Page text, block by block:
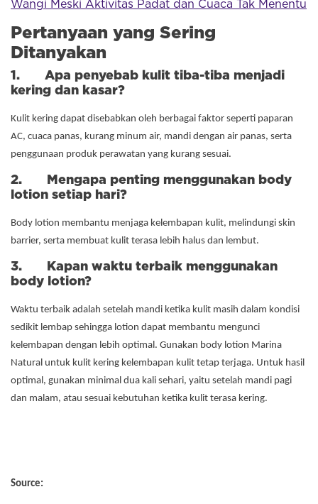
Wangi Meski Aktivitas Padat dan Cuaca Tak Menentu
Pertanyaan yang Sering
Ditanyakan
1. Apa penyebab kulit tiba-tiba menjadi
kering dan kasar?
Kulit kering dapat disebabkan oleh berbagai faktor seperti paparan
AC, cuaca panas, kurang minum air, mandi dengan air panas, serta
penggunaan produk perawatan yang kurang sesuai.
2. Mengapa penting menggunakan body
lotion setiap hari?
Body lotion membantu menjaga kelembapan kulit, melindungi skin
barrier, serta membuat kulit terasa lebih halus dan lembut.
3. Kapan waktu terbaik menggunakan
body lotion?
Waktu terbaik adalah setelah mandi ketika kulit masih dalam kondisi
sedikit lembap sehingga lotion dapat membantu mengunci
kelembapan dengan lebih optimal. Gunakan body lotion Marina
Natural untuk kulit kering kelembapan kulit tetap terjaga. Untuk hasil
optimal, gunakan minimal dua kali sehari, yaitu setelah mandi pagi
dan malam, atau sesuai kebutuhan ketika kulit terasa kering.
Source: